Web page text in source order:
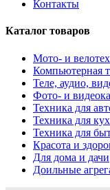
Контакты
Каталог товаров
Мото- и
Компьютерная
Теле, аудио,
Фото- и
Техника для
Техника для
Техника для
Красота и
Для дома и дачи
Доильные